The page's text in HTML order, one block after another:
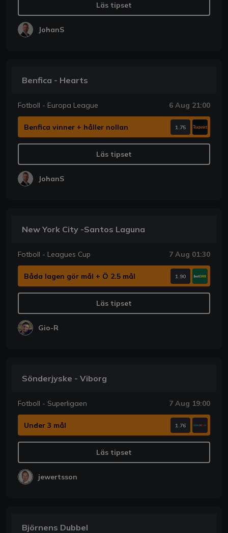
Läs tipset
JohanS
Benfica - Hearts
Fotboll - Europa League 6 Aug 21:00
Benfica vinner + håller nollan 1.75
Läs tipset
JohanS
New York City -Santos Laguna
Fotboll - Leagues Cup 7 Aug 01:30
Båda lagen gör mål + Ö 2.5 mål 1.90
Läs tipset
Gio-R
Sönderjyske - Viborg
Fotboll - Superligaen 7 Aug 19:00
Under 3 mål 1.76
Läs tipset
jewertsson
Björnens Dubbel